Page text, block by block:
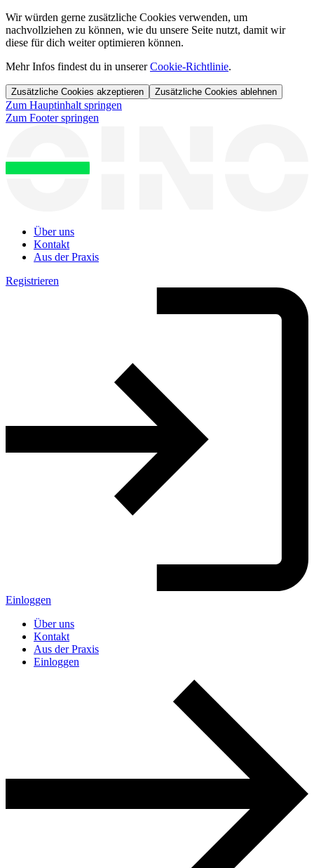
Wir würden gerne zusätzliche Cookies verwenden, um
nachvollziehen zu können, wie du unsere Seite nutzt, damit wir
diese für dich weiter optimieren können.
Mehr Infos findest du in unsererCookie-Richtlinie.
Zusätzliche Cookies akzeptieren Zusätzliche Cookies ablehnen
Zum Hauptinhalt springen
Zum Footer springen
Über uns
Kontakt
Aus der Praxis
Registrieren
Einloggen
Über uns
Kontakt
Aus der Praxis
Einloggen